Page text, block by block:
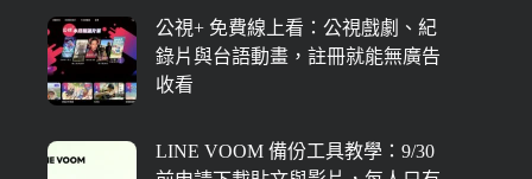
公視+ 免費線上看：公視戲劇、紀
錄片與台語動畫，註冊就能無廣告
收看
LINE VOOM 備份工具教學：9/30